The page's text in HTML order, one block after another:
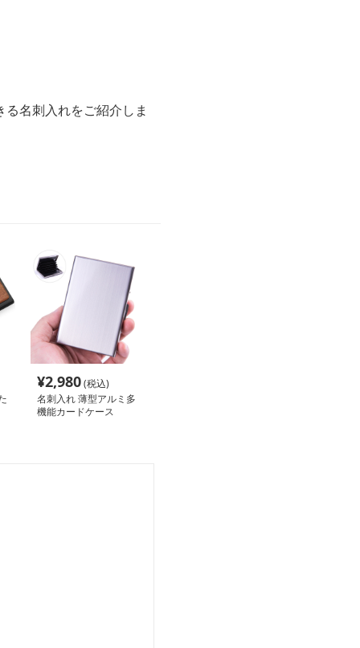
名刺入れをご紹介しま
¥2,980(税込)
名刺入れ 薄型アルミ多
機能カードケース